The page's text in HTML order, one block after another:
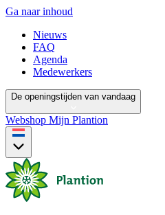
Ga naar inhoud
Nieuws
FAQ
Agenda
Medewerkers
De openingstijden van vandaag
Webshop Mijn Plantion